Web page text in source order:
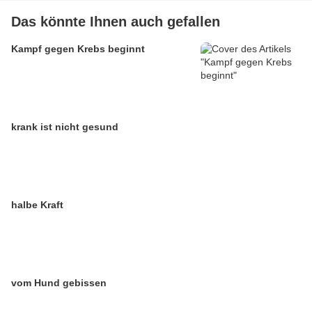
Das könnte Ihnen auch gefallen
Kampf gegen Krebs beginnt
krank ist nicht gesund
halbe Kraft
vom Hund gebissen